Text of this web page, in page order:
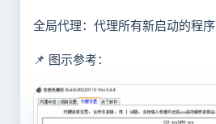
全局代理：代理所有新启动的程序
📌 图示参考：